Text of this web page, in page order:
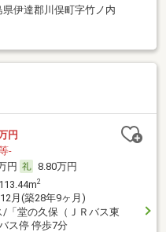
県伊達郡川俣町字竹ノ内
円
-
円
8.80万円
2
月(築28年9ヶ月)
/「堂の久保（ＪＲバス東
ス停 停歩7分